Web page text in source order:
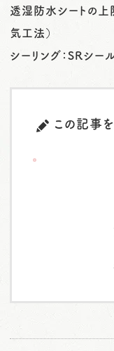
透湿防水シートの
気工法）
シーリング：SRシ
この記事